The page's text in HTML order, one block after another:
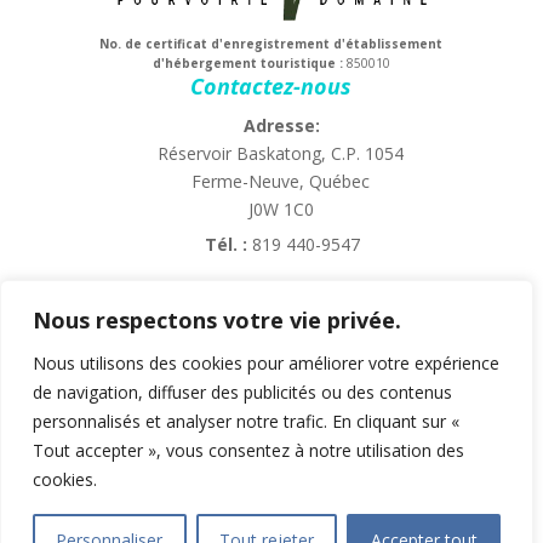
Nous respectons votre vie privée.
Nous utilisons des cookies pour améliorer votre expérience
de navigation, diffuser des publicités ou des contenus
personnalisés et analyser notre trafic. En cliquant sur «
Tout accepter », vous consentez à notre utilisation des
cookies.
No. de certificat d'enregistrement d'établissement
d'hébergement touristique :850010
Contactez-nous
Adresse:
Réservoir Baskatong, C.P. 1054
Ferme-Neuve, Québec
J0W 1C0
Tél. : 819 440-9547
Chiens acceptés!
Facebook